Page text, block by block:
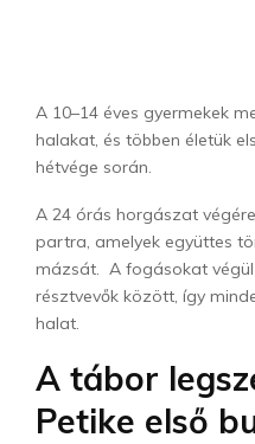
A 10–14 éves gyermekek
halakat, és többen életük
hétvége során.
A 24 órás horgászat
partra, amelyek együttes
mázsát. A fogásokat
résztvevők között, így
halat.
A tábor
Petike első